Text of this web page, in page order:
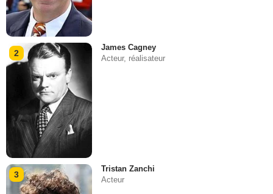
2
James Cagney
Acteur, réalisateur
3
Tristan Zanchi
Acteur